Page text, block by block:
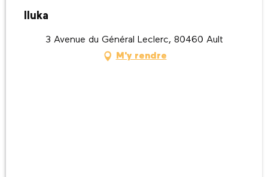
Iluka
3 Avenue du Général Leclerc, 80460 Ault
M'y rendre